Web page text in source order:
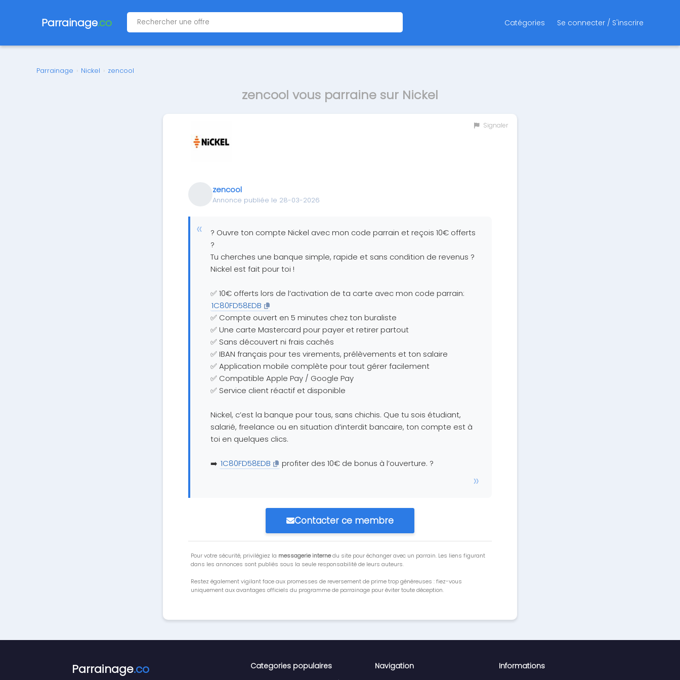
Parrainage.co Catégories Se connecter / S'inscrire
Parrainage › Nickel › zencool
zencool vous parraine sur Nickel
Signaler
zencool
Annonce publiée le 28-03-2026
? Ouvre ton compte Nickel avec mon code parrain et reçois 10€ offerts
?
Tu cherches une banque simple, rapide et sans condition de revenus ?
Nickel est fait pour toi !
✅ 10€ offerts lors de l’activation de ta carte avec mon code parrain:
1C80FD58EDB
✅ Compte ouvert en 5 minutes chez ton buraliste
✅ Une carte Mastercard pour payer et retirer partout
✅ Sans découvert ni frais cachés
✅ IBAN français pour tes virements, prélèvements et ton salaire
✅ Application mobile complète pour tout gérer facilement
✅ Compatible Apple Pay / Google Pay
✅ Service client réactif et disponible
Nickel, c’est la banque pour tous, sans chichis. Que tu sois étudiant,
salarié, freelance ou en situation d’interdit bancaire, ton compte est à
toi en quelques clics.
➡️ 1C80FD58EDB profiter des 10€ de bonus à l’ouverture. ?
Contacter ce membre
Pour votre sécurité, privilégiez la messagerie internedu site pour échanger avec un parrain. Les liens figurant
dans les annonces sont publiés sous la seule responsabilité de leurs auteurs.
Restez également vigilant face aux promesses de reversement de prime trop généreuses : fiez-vous
uniquement aux avantages officiels du programme de parrainage pour éviter toute déception.
Parrainage.co Categories populaires Navigation Informations